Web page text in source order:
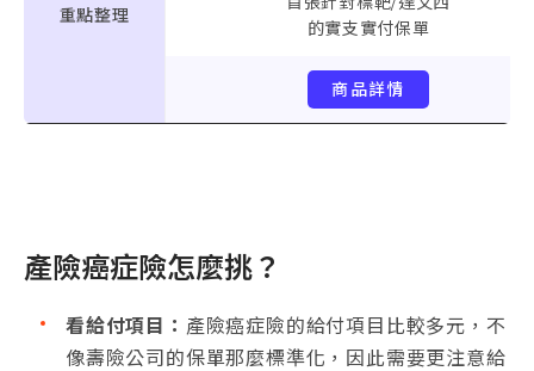
重點整理
的實支實付保單
商品詳情
產險癌症險怎麼挑？
看給付項目： 產險癌症險的給付項目比較多元，不
像壽險公司的保單那麼標準化，因此需要更注意給